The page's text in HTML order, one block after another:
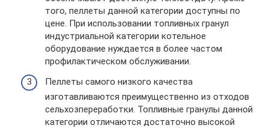
того, пеллеты данной категории доступны по
цене. При использовании топливных гранул
индустриальной категории котельное
оборудование нуждается в более частом
профилактическом обслуживании.
Пеллеты самого низкого качества
изготавливаются преимущественно из отходов
сельхозпереработки. Топливные гранулы данной
категории отличаются достаточно высокой